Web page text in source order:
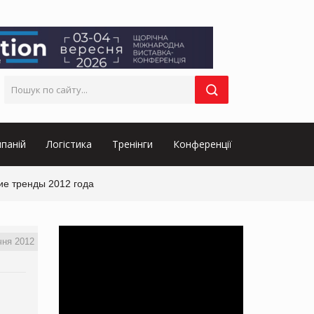
Логістика Тренінги Конференції
тренды 2012 года
2012